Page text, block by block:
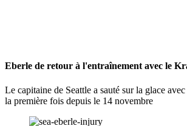
Eberle de retour à l'entraînement avec le
Le capitaine de Seattle a sauté sur la glace
la première fois depuis le 14 novembre